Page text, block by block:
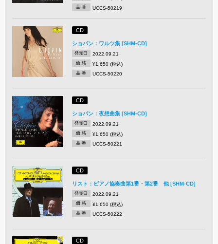
品 番 UCCS-50219
CD
ショパン：ワルツ集 [SHM-CD]
発売日 2022.09.21
価 格 ¥1,650 (税込)
品 番 UCCS-50220
CD
ショパン：夜想曲集 [SHM-CD]
発売日 2022.09.21
価 格 ¥1,650 (税込)
品 番 UCCS-50221
CD
リスト：ピアノ協奏曲第1番・第2番 他 [SHM-CD]
発売日 2022.09.21
価 格 ¥1,650 (税込)
品 番 UCCS-50222
CD